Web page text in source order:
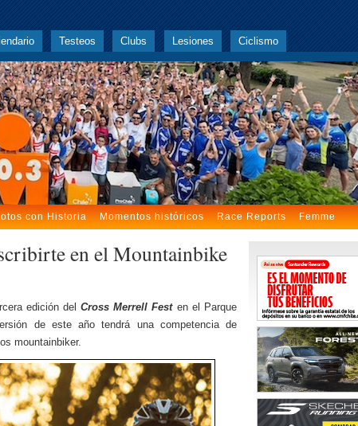
Testeos Clubs Lesiones Ciclismo
con Historia Momentos históricos Race Reports Femme
en el Mountainbike
edición delCross Merrell Festen el Parque
de este año tendrá una competencia de
mountainbiker.